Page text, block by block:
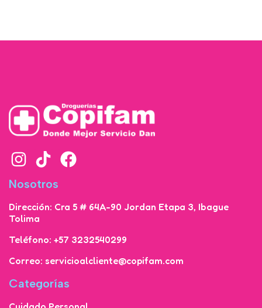
Nosotros
Dirección: Cra 5 # 64A-90 Jordan Etapa 3, Ibague
Tolima
Teléfono: +57 3232540299
Correo: servicioalcliente@copifam.com
Categorías